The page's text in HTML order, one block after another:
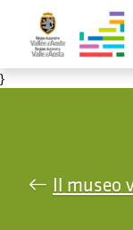
Salta al contenuto
}
Il museo